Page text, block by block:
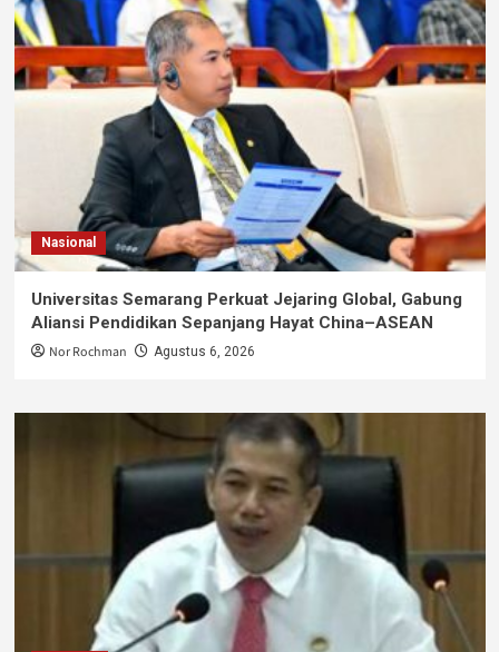
Nasional
Universitas Semarang Perkuat Jejaring Global, Gabung
Aliansi Pendidikan Sepanjang Hayat China–ASEAN
Nor Rochman Agustus 6, 2026